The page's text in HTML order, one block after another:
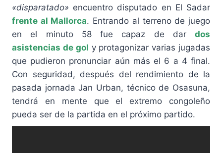
«disparatado» encuentro disputado en El Sadar
frente al Mallorca. Entrando al terreno de juego
en el minuto 58 fue capaz de dar dos
asistencias de gol y protagonizar varias jugadas
que pudieron pronunciar aún más el 6 a 4 final.
Con seguridad, después del rendimiento de la
pasada jornada Jan Urban, técnico de Osasuna,
tendrá en mente que el extremo congoleño
pueda ser de la partida en el próximo partido.